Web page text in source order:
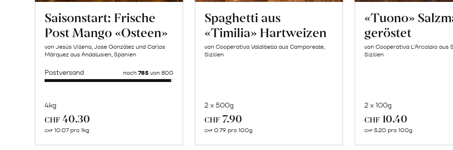
Saisonstart: Frische
Post Mango «Osteen»
von Jesús Villena, Jose González und Carlos
Márquez aus Andalusien, Spanien
Postversand noch 785von 800
4kg
CHF 40.30
CHF 10.07 pro 1kg
Naturbelassene
Spaghetti aus
«Timilia» Hartweizen
von Cooperativa Valdibella aus Camporeale,
Sizilien
2 x 500g
CHF 7.90
CHF 0.79 pro 100g
«Tuono»
geröstet
von Cooperativa L’Arcolaio aus
Sizilien
2 x 100g
CHF 10.40
CHF 5.20 pro 100g